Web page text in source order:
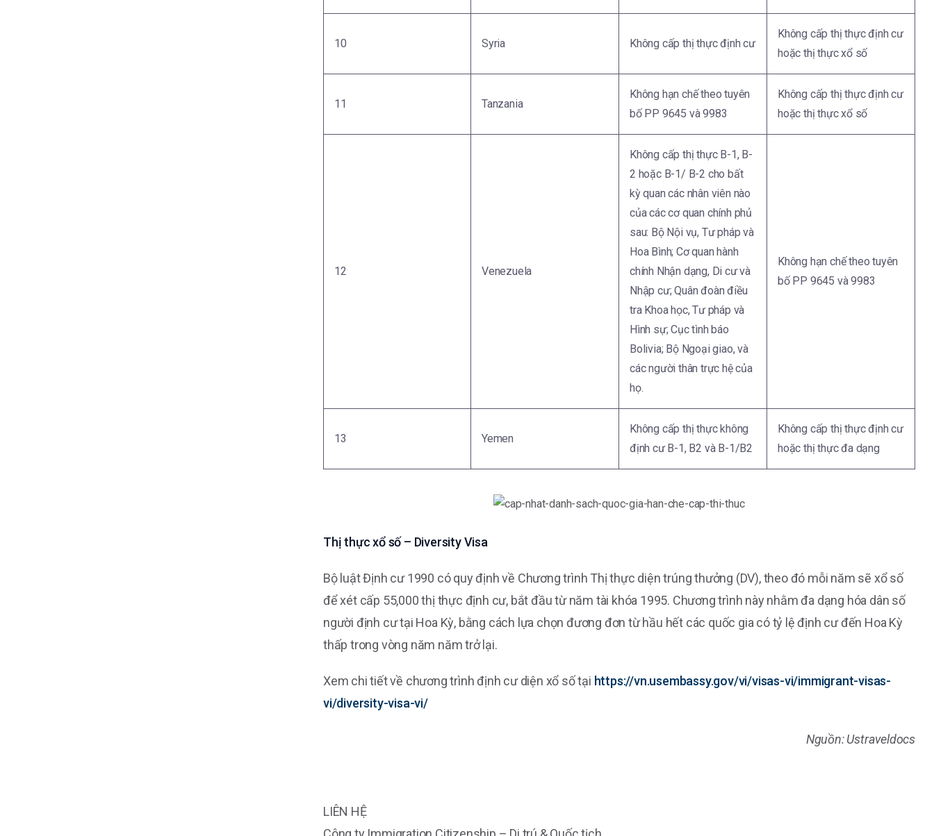
10 Syria Không cấp thị thực định cư
Không cấp thị thực định cư
hoặc thị thực xổ số
11 Tanzania
Không hạn chế theo tuyên
bố PP 9645 và 9983
Không cấp thị thực định cư
hoặc thị thực xổ số
12 Venezuela
Không cấp thị thực B-1, B-
2 hoặc B-1/ B-2 cho bất
kỳ quan các nhân viên nào
của các cơ quan chính phủ
sau: Bộ Nội vụ, Tư pháp và
Hoa Bình; Cơ quan hành
chính Nhận dạng, Di cư và
Nhập cư; Quân đoàn điều
tra Khoa học, Tư pháp và
Hình sự; Cục tình báo
Bolivia; Bộ Ngoại giao, và
các người thân trực hệ của
họ.
Không hạn chế theo tuyên
bố PP 9645 và 9983
13 Yemen
Không cấp thị thực không
định cư B-1, B2 và B-1/B2
Không cấp thị thực định cư
hoặc thị thực đa dạng
Thị thực xổ số – Diversity Visa
Bộ luật Định cư 1990 có quy định về Chương trình Thị thực diện trúng thưởng (DV), theo đó mỗi năm sẽ xổ số
để xét cấp 55,000 thị thực định cư, bắt đầu từ năm tài khóa 1995. Chương trình này nhằm đa dạng hóa dân số
người định cư tại Hoa Kỳ, bằng cách lựa chọn đương đơn từ hầu hết các quốc gia có tỷ lệ định cư đến Hoa Kỳ
thấp trong vòng năm năm trở lại.
Xem chi tiết về chương trình định cư diện xổ số tại https://vn.usembassy.gov/vi/visas-vi/immigrant-visas-
vi/diversity-visa-vi/
Nguồn: Ustraveldocs
LIÊN HỆ